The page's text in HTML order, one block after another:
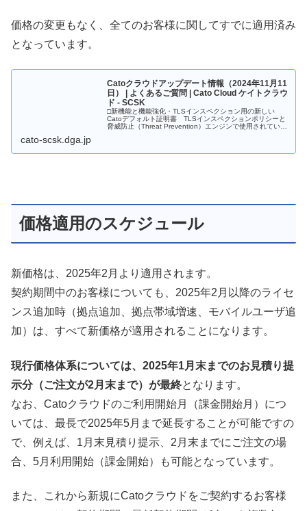
価格の変更もなく、全てのお客様に関してすでに適用済み
となっています。
Catoクラウドアップデート情報（2024年11月11
日） | よくあるご質問 | Cato Cloud ケイトクラウ
ド - SCSK
□新機能と機能強化・TLSインスペクション用の新しい
Catoデフォルト証明書 TLSインスペクションポリシーと
脅威防止（Threat Prevention）エンジンで使用されている
cato-scsk.dga.jp
価格適用のスケジュール
新価格は、2025年2月より適用されます。
契約期間中のお客様についても、2025年2月以降のライセ
ンス追加時（拠点追加、拠点帯域増速、モバイルユーザ追
加）は、すべて新価格が適用されることになります。
現行価格体系については、2025年1月末までのお見積り提
示分（ご注文が2月末まで）が最終となります。
なお、Catoクラウドのご利用開始月（課金開始月）につ
いては、最長で2025年5月まで延長することが可能ですの
で、例えば、1月末見積り提示、2月末までにご注文の場
合、5月利用開始（課金開始）も可能となっています。
また、これから新規にCatoクラウドをご契約するお客様